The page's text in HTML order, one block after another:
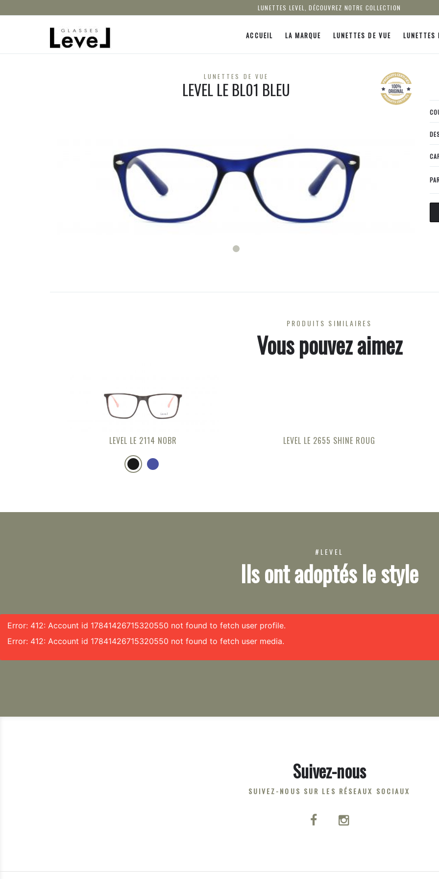
LUNETTES LEVEL, DÉCOUVREZ NOTRE COLLECTION
ACCUEIL LA MARQUE LUNETTES DE VUE LUNETTES
LUNETTES DE VUE
LEVEL LE BL01 BLEU
PRODUITS SIMILAIRES
Vous pouvez aimez
LEVEL LE 2114 NOBR LEVEL LE 2655 SHINE ROUG
#LEVEL
Ils ont adoptés le style
Error: 412: Account id 17841426715320550 not found to fetch user profile.
Error: 412: Account id 17841426715320550 not found to fetch user media.
Suivez-nous
SUIVEZ-NOUS SUR LES RÉSEAUX SOCIAUX